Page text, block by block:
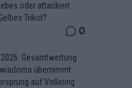
oder attackiert
Trikot?
0
Gesamtwertung
übernimmt
auf Vollering